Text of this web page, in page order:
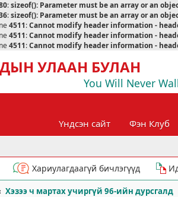
:sizeof(): Parameter must be an array or an
:sizeof(): Parameter must be an array or an
4511:Cannot modify header information -
4511:Cannot modify header information -
4511:Cannot modify header information -
УЛААН БУЛАН
You Will Never
Үндсэн сайт Фэн Клуб
Хариулагдаагүй бичлэгүүд
Хэзээ ч мартах учиргүй 96-ийн дурсгалд